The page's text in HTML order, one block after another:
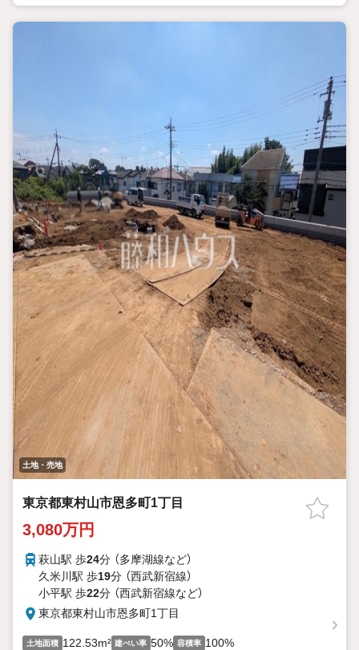
土地・売地
東京都東村山市恩多町1丁目
3,080万円
萩山駅 歩24分 （多摩湖線など）
久米川駅 歩19分 （西武新宿線）
小平駅 歩22分 （西武新宿線など）
東京都東村山市恩多町1丁目
土地面積 122.53m² 建ぺい率 50% 容積率 100%